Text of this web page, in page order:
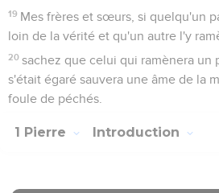
19 Mes frères et sœurs, si quelqu'un
loin de la vérité et qu'un autre l'y
20 sachez que celui qui ramènera un
s'était égaré sauvera une âme de la
foule de péchés.
1 Pierre Introduction